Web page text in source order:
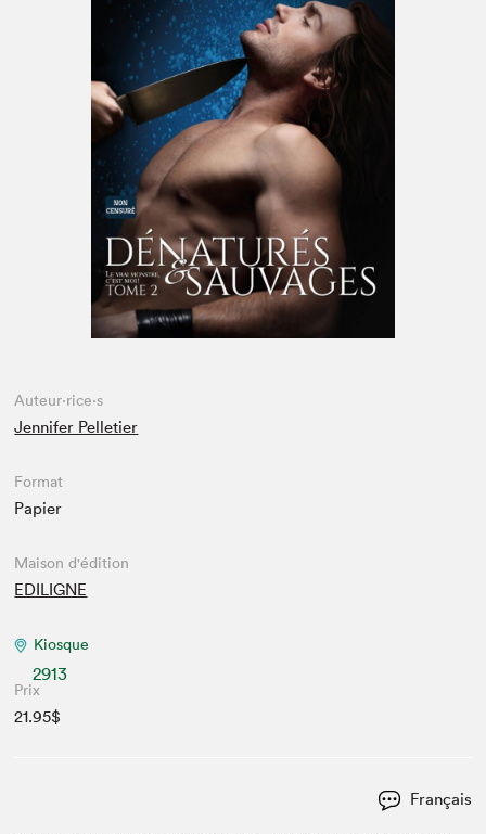
Espace médias
Auteur·rice·s
Jennifer Pelletier
Format
Papier
Maison d'édition
EDILIGNE
Kiosque
2913
Prix
21.95$
Français